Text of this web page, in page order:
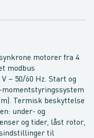
motorer fra 4
modbus
– 50/60 Hz. Start og
Termisk beskyttelse
under- og
og tider, låst rotor,
til